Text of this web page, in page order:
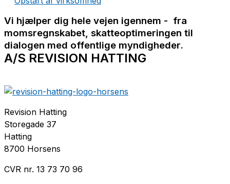
Vi hjælper dig hele vejen igennem - fra
momsregnskabet, skatteoptimeringen til
dialogen med offentlige myndigheder.
A/S REVISION HATTING
Revision Hatting
Storegade 37
Hatting
8700 Horsens
CVR nr. 13 73 70 96